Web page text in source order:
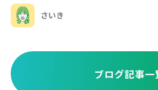
さいき
ブログ記事一